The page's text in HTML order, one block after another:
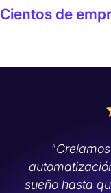
Cientos de
sueño hasta